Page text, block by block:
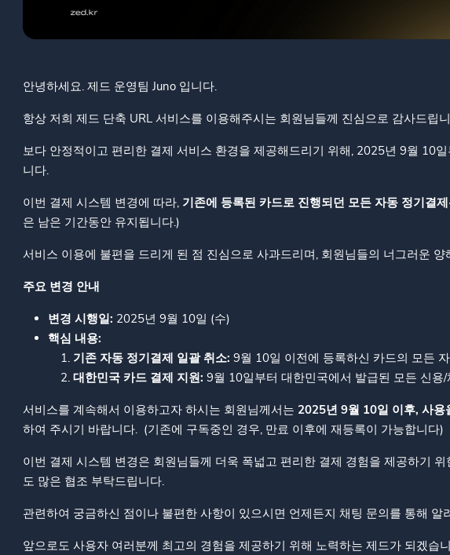
안녕하세요. 제드 운영팀 Juno 입니다.
항상 저희 제드 단축 URL 서비스를 이용해주시는 회원님들께 진심으로 감사드립
보다 안정적이고 편리한 결제 서비스 환경을 제공해드리기 위해, 2025년 9월 10
니다.
이번 결제 시스템 변경에 따라, 기존에 등록된 카드로 진행되던 모든 자동 정기결
은 남은 기간동안 유지됩니다.)
서비스 이용에 불편을 드리게 된 점 진심으로 사과드리며, 회원님들의 너그러운 양
주요 변경 안내
변경 시행일: 2025년 9월 10일 (수)
핵심 내용:
기존 자동 정기결제 일괄 취소: 9월 10일 이전에 등록하신 카드의 모든
대한민국 카드 결제 지원: 9월 10일부터 대한민국에서 발급된 모든 신용
서비스를 계속해서 이용하고자 하시는 회원님께서는 2025년 9월 10일 이후, 사용
하여 주시기 바랍니다. (기존에 구독중인 경우, 만료 이후에 재등록이 가능합니다)
이번 결제 시스템 변경은 회원님들께 더욱 폭넓고 편리한 결제 경험을 제공하기
도 많은 협조 부탁드립니다.
관련하여 궁금하신 점이나 불편한 사항이 있으시면 언제든지 채팅 문의를 통해 알
앞으로도 사용자 여러분께 최고의 경험을 제공하기 위해 노력하는 제드가 되겠습